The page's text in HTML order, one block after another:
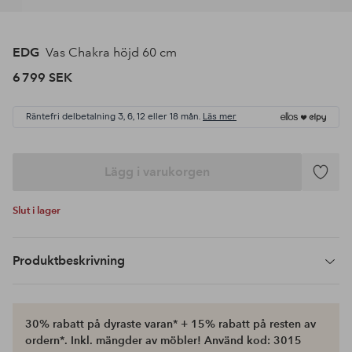
EDG Vas Chakra höjd 60 cm
6 799 SEK
Räntefri delbetalning 3, 6, 12 eller 18 mån. Läs mer
Lägg i varukorgen
Lägg
Slut i lager
Produktbeskrivning
30% rabatt på dyraste varan* + 15% rabatt på resten av
ordern*. Inkl. mängder av möbler! Använd kod: 3015